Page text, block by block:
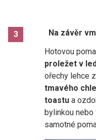
3 Na závěr
Hotovou
proležet v
ořechy lehce
tmavého
toastu a
bylinkou
samotné